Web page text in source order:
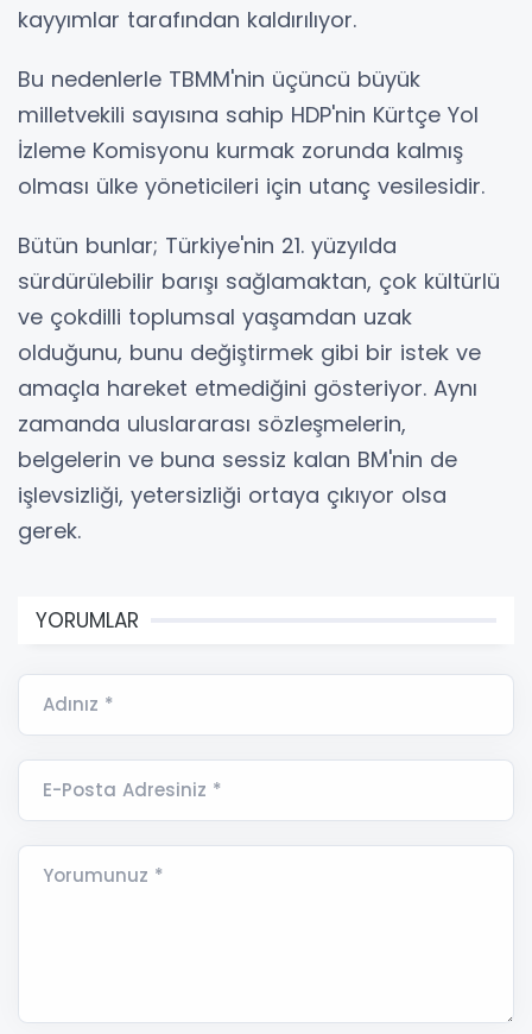
kayyımlar tarafından kaldırılıyor.
Bu nedenlerle TBMM'nin üçüncü büyük
milletvekili sayısına sahip HDP'nin Kürtçe Yol
İzleme Komisyonu kurmak zorunda kalmış
olması ülke yöneticileri için utanç vesilesidir.
Bütün bunlar; Türkiye'nin 21. yüzyılda
sürdürülebilir barışı sağlamaktan, çok kültürlü
ve çokdilli toplumsal yaşamdan uzak
olduğunu, bunu değiştirmek gibi bir istek ve
amaçla hareket etmediğini gösteriyor. Aynı
zamanda uluslararası sözleşmelerin,
belgelerin ve buna sessiz kalan BM'nin de
işlevsizliği, yetersizliği ortaya çıkıyor olsa
gerek.
YORUMLAR
Adınız *
E-Posta Adresiniz *
Yorumunuz *